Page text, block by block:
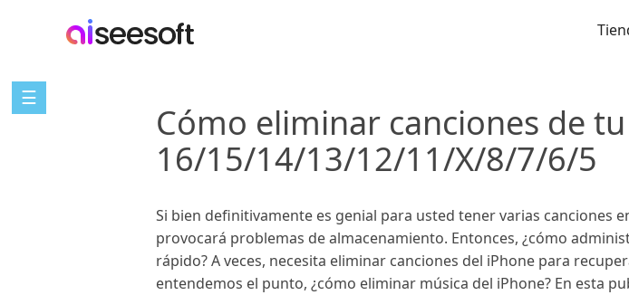
☰
Cómo eliminar canciones de
16/15/14/13/12/11/X/8/7/6/5
Si bien definitivamente es genial para usted tener varias canciones
provocará problemas de almacenamiento. Entonces, ¿cómo
rápido? A veces, necesita eliminar canciones del iPhone para
entendemos el punto, ¿cómo eliminar música del iPhone? En esta